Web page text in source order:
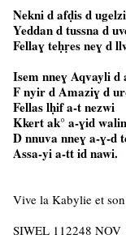
Nekni d afḍis d
Yeddan d tussna d
Fellaɣ teḥṛes neɣ d
Isem nneɣ Aqvayli d
F nyir d Amaziɣ d
Fellas lḥif a-t nezwi
Kkert ak° a-ɣid
D nnuva nneɣ a-ɣ-d
Assa-yi a-tt id nawi.
Vive la Kabylie et
SIWEL 112248 NOV